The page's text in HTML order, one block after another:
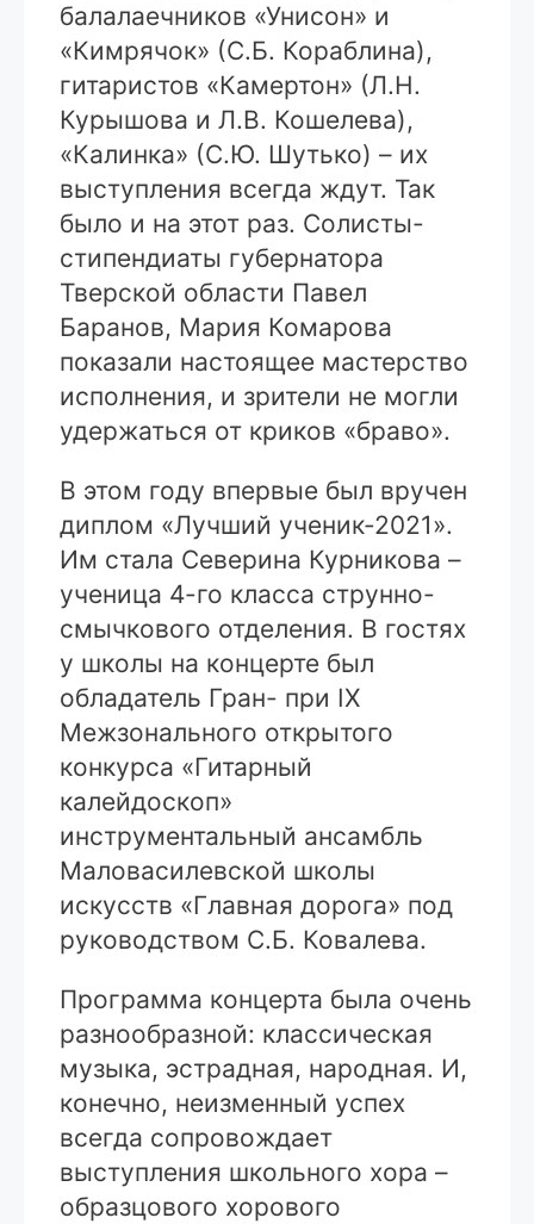
балалаечников «Унисон» и
«Кимрячок» (С.Б. Кораблина),
гитаристов «Камертон» (Л.Н.
Курышова и Л.В. Кошелева),
«Калинка» (С.Ю. Шутько) – их
выступления всегда ждут. Так
было и на этот раз. Солисты-
стипендиаты губернатора
Тверской области Павел
Баранов, Мария Комарова
показали настоящее мастерство
исполнения, и зрители не могли
удержаться от криков «браво».
В этом году впервые был вручен
диплом «Лучший ученик-2021».
Им стала Северина Курникова –
ученица 4-го класса струнно-
смычкового отделения. В гостях
у школы на концерте был
обладатель Гран- при IX
Межзонального открытого
конкурса «Гитарный
калейдоскоп»
инструментальный ансамбль
Маловасилевской школы
искусств «Главная дорога» под
руководством С.Б. Ковалева.
Программа концерта была очень
разнообразной: классическая
музыка, эстрадная, народная. И,
конечно, неизменный успех
всегда сопровождает
выступления школьного хора –
образцового хорового